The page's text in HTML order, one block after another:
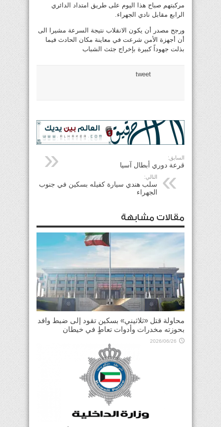
مركبتهم صباح هذا اليوم على طريق امتداد الدائري
الرابع مقابل نادي الجهراء.
ورجح مصدر أن يكون الانقلاب نتيجة السرعة مشيرا الى
أن أجهزة الأمن شرعت في معاينة مكان الحادث فيما
بذلت جهوداً كبيرة بإخراج جثث الشباب
tweet
السابق:
قرعة دوري أبطال آسيا
التالي:
سلب هندي سيارة كفيله بسكين في جنوب
الجهراء
مقالات مشابهة
محاولة قتل «ثلاثيني» بسكين تقود إلى ضبط وافد
بحوزته مخدرات وأدوات تعاطٍ في خيطان
2026/06/26